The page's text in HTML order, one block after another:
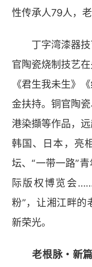
性传承人79人，
丁字湾漆器技
官陶瓷烧制技艺
《君生我未生》
金扶持。铜官陶
港染擷等作品，
韩国、日本，亮
坛、“一带一路”
际版权博览会
粉”，让湘江畔的
新荣光。
老根脉・新